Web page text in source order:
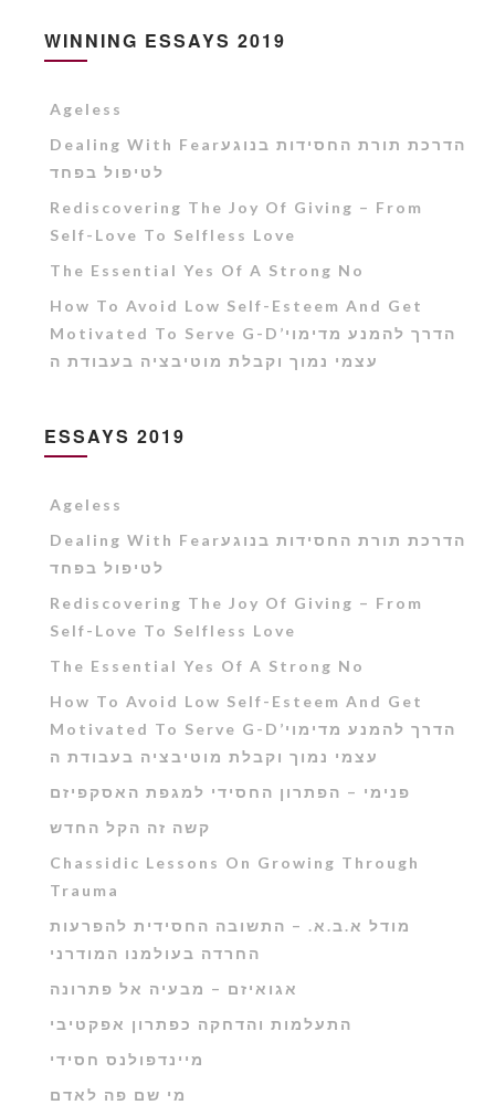
WINNING ESSAYS 2019
Ageless
Dealing With Fearהדרכת תורת החסידות בנוגע
לטיפול בפחד
Rediscovering The Joy Of Giving – From
Self-Love To Selfless Love
The Essential Yes Of A Strong No
How To Avoid Low Self-Esteem And Get
Motivated To Serve G-D’הדרך להמנע מדימוי
עצמי נמוך וקבלת מוטיבציה בעבודת ה
ESSAYS 2019
Ageless
Dealing With Fearהדרכת תורת החסידות בנוגע
לטיפול בפחד
Rediscovering The Joy Of Giving – From
Self-Love To Selfless Love
The Essential Yes Of A Strong No
How To Avoid Low Self-Esteem And Get
Motivated To Serve G-D’הדרך להמנע מדימוי
עצמי נמוך וקבלת מוטיבציה בעבודת ה
פנימי – הפתרון החסידי למגפת האסקפיזם
קשה זה הקל החדש
Chassidic Lessons On Growing Through
Trauma
מודל א.ב.א. – התשובה החסידית להפרעות
החרדה בעולמנו המודרני
אגואיזם – מבעיה אל פתרונה
התעלמות והדחקה כפתרון אפקטיבי
מיינדפולנס חסידי
מי שם פה לאדם